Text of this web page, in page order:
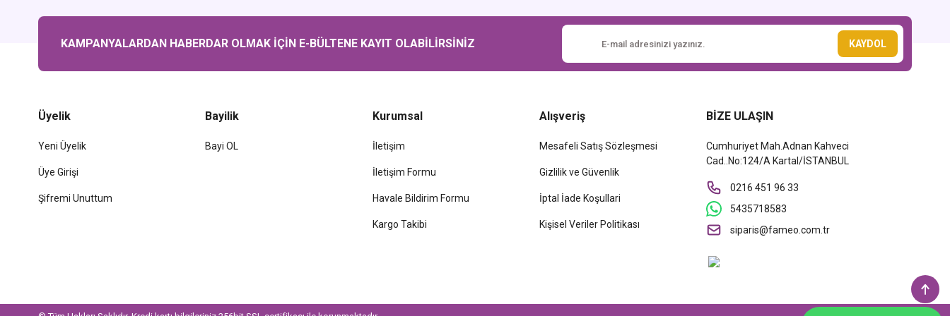
KAMPANYALARDAN HABERDAR OLMAK İÇİN E-BÜLTENE KAYIT OLABİLİRSİNİZ KAYDOL
Üyelik
Yeni Üyelik
Üye Girişi
Şifremi Unuttum
Bayilik
Bayi OL
Kurumsal
İletişim
İletişim Formu
Havale Bildirim Formu
Kargo Takibi
Alışveriş
Mesafeli Satış Sözleşmesi
Gizlilik ve Güvenlik
İptal İade Koşullari
Kişisel Veriler Politikası
BİZE ULAŞIN
Cumhuriyet Mah.Adnan Kahveci
Cad..No:124/A Kartal/İSTANBUL
0216 451 96 33
5435718583
siparis@fameo.com.tr